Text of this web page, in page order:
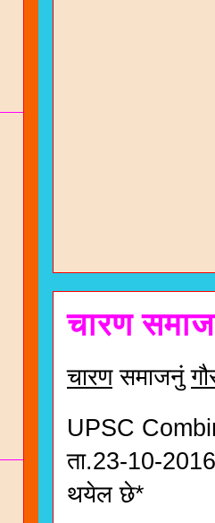
चारण
चारणसमाजनुं
UPSC
ता.23-10-
थयेल छे*